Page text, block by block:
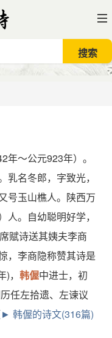
年～公元923年）。
乳名冬郎，字致光，
号玉山樵人。陕西万
人。自幼聪明好学，
赋诗送其姨夫李商
，李商隐称赞其诗是
， 韩偓中进士，初
任左拾遗、左谏议
► 韩偓的诗文(316篇)